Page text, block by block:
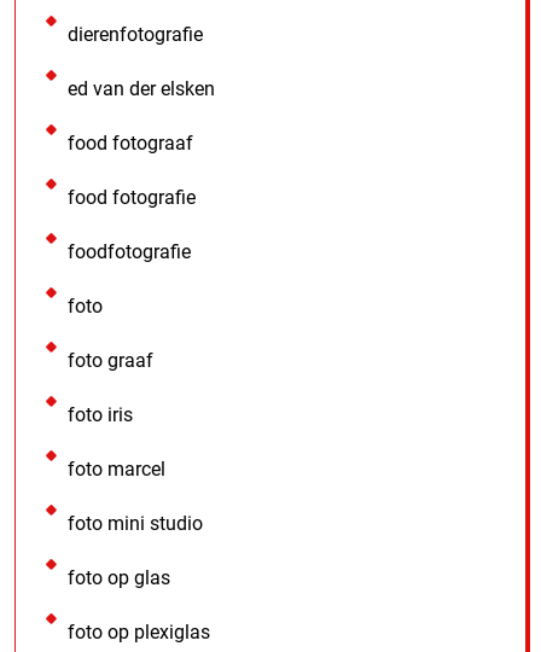
dierenfotografie
ed van der elsken
food fotograaf
food fotografie
foodfotografie
foto
foto graaf
foto iris
foto marcel
foto mini studio
foto op glas
foto op plexiglas